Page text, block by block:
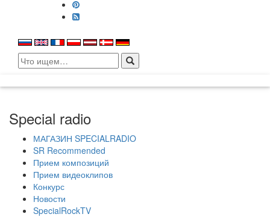
Search
for:
Special radio
МАГАЗИН SPECIALRADIO
SR Recommended
Прием композиций
Прием видеоклипов
Конкурс
Новости
SpecialRockTV